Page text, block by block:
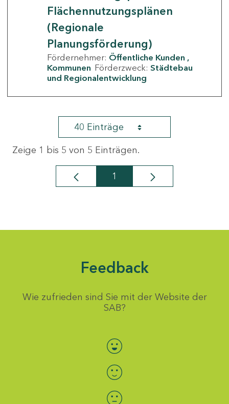
Flächennutzungsplänen
(Regionale
Planungsförderung)
Fördernehmer: Öffentliche Kunden
Kommunen Förderzweck: Städtebau
und Regionalentwicklung
40 Einträge
Zeige 1 bis 5 von 5 Einträgen.
Seite
1
Feedback
Wie zufrieden sind Sie mit der Website der
SAB?
Bewertung auswählen